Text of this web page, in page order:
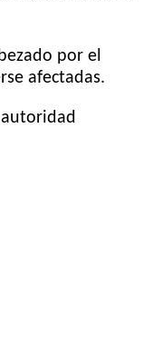
por el
afectadas.